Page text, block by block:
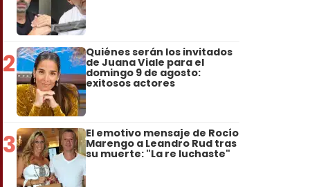
2 Quiénes serán los invitados
de Juana Viale para el
domingo 9 de agosto:
exitosos actores
3 El emotivo mensaje de Rocío
Marengo a Leandro Rud tras
su muerte: "La re luchaste"